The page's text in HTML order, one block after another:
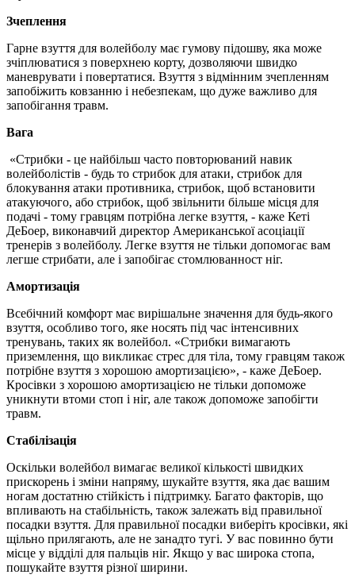
Зчеплення
Гарне взуття для волейболу має гумову підошву, яка може
зчіплюватися з поверхнею корту, дозволяючи швидко
маневрувати і повертатися. Взуття з відмінним зчепленням
запобіжить ковзанню і небезпекам, що дуже важливо для
запобігання травм.
Вага
«Стрибки - це найбільш часто повторюваний навик
волейболістів - будь то стрибок для атаки, стрибок для
блокування атаки противника, стрибок, щоб встановити
атакуючого, або стрибок, щоб звільнити більше місця для
подачі - тому гравцям потрібна легке взуття, - каже Кеті
ДеБоер, виконавчий директор Американської асоціації
тренерів з волейболу. Легке взуття не тільки допомогає вам
легше стрибати, але і запобігає стомлюванност ніг.
Амортизація
Всебічний комфорт має вирішальне значення для будь-якого
взуття, особливо того, яке носять під час інтенсивних
тренувань, таких як волейбол. «Стрибки вимагають
приземлення, що викликає стрес для тіла, тому гравцям також
потрібне взуття з хорошою амортизацією», - каже ДеБоер.
Кросівки з хорошою амортизацією не тільки допоможе
уникнути втоми стоп і ніг, але також допоможе запобігти
травм.
Стабілізація
Оскільки волейбол вимагає великої кількості швидких
прискорень і зміни напряму, шукайте взуття, яка дає вашим
ногам достатню стійкість і підтримку. Багато факторів, що
впливають на стабільність, також залежать від правильної
посадки взуття. Для правильної посадки виберіть кросівки, які
щільно прилягають, але не занадто тугі. У вас повинно бути
місце у відділі для пальців ніг. Якщо у вас широка стопа,
пошукайте взуття різної ширини.